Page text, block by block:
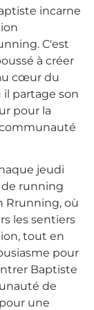
incarne
C'est
à créer
cœur du
il partage son
pour la
jeudi
de running
Rrunning, où
les sentiers
tout en
pour
Baptiste
de
une